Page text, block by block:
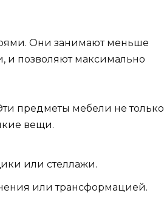
Они занимают меньше
и позволяют максимально
предметы мебели не только
вещи.
или стеллажи.
или трансформацией.